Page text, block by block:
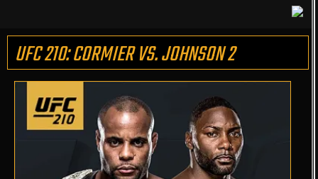
UFC 210: CORMIER VS. JOHNSON 2